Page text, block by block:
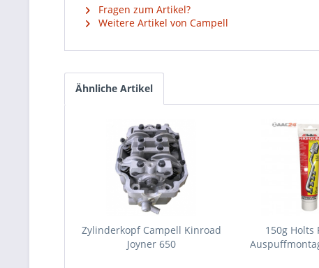
Fragen zum Artikel?
Weitere Artikel von Campell
Ähnliche Artikel
Zylinderkopf Campell Kinroad
Joyner 650
150g Holts